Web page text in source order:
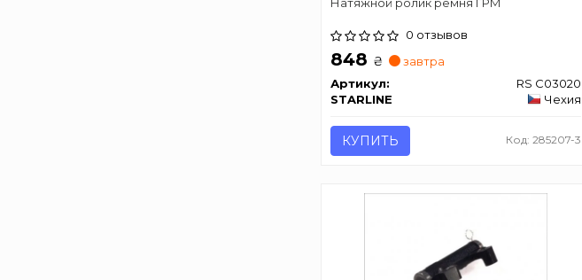
0 отзывов
848 ₴
завтра
Артикул:
RS C03020
STARLINE
Чехия
КУПИТЬ Код: 285207-3